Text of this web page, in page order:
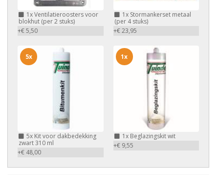
1xVentilatieroosters voor
blokhut (per 2 stuks)
+€ 5,50
1xStormankerset metaal
(per 4 stuks)
+€ 23,95
5x Kit voor dakbedekking
zwart 310 ml
+€ 48,00
5x
1xBeglazingskit wit
+€ 9,55
1x